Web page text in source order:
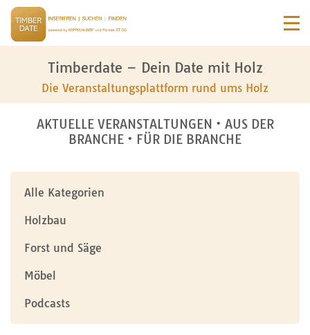
Timberdate – Dein Date mit Holz
Die Veranstaltungsplattform rund ums Holz
AKTUELLE VERANSTALTUNGEN • AUS DER
BRANCHE • FÜR DIE BRANCHE
Alle Kategorien
Holzbau
Forst und Säge
Möbel
Podcasts